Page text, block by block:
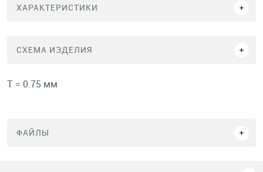
ХАРАКТЕРИСТИКИ
СХЕМА ИЗДЕЛИЯ
Т = 0.75 мм
ФАЙЛЫ